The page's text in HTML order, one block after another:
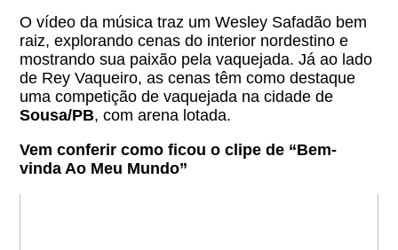
O vídeo da música traz um Wesley Safadão bem
raiz, explorando cenas do interior nordestino e
mostrando sua paixão pela vaquejada. Já ao lado
de Rey Vaqueiro, as cenas têm como destaque
uma competição de vaquejada na cidade de
Sousa/PB, com arena lotada.
Vem conferir como ficou o clipe de “Bem-
vinda Ao Meu Mundo”